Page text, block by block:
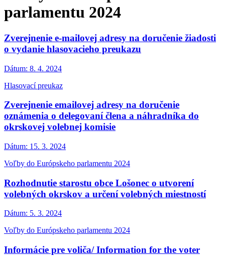
parlamentu 2024
Zverejnenie e-mailovej adresy na doručenie žiadosti
o vydanie hlasovacieho preukazu
Dátum: 8. 4. 2024
Hlasovací preukaz
Zverejnenie emailovej adresy na doručenie
oznámenia o delegovaní člena a náhradníka do
okrskovej volebnej komisie
Dátum: 15. 3. 2024
Voľby do Európskeho parlamentu 2024
Rozhodnutie starostu obce Lošonec o utvorení
volebných okrskov a určení volebných miestností
Dátum: 5. 3. 2024
Voľby do Európskeho parlamentu 2024
Informácie pre voliča/ Information for the voter